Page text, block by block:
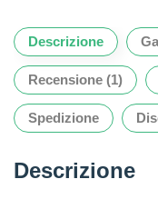
Descrizione
Recensione (1)
Spedizione
Descrizione